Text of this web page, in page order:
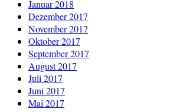
Januar 2018
Dezember 2017
November 2017
Oktober 2017
September 2017
August 2017
Juli 2017
Juni 2017
Mai 2017